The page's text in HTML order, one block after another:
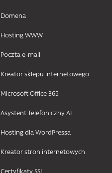
Domena
Hosting WWW
Poczta e-mail
Kreator sklepu internetowego
Microsoft Office 365
Asystent Telefoniczny AI
Hosting dla WordPressa
Kreator stron internetowych
Certyfikaty SSL